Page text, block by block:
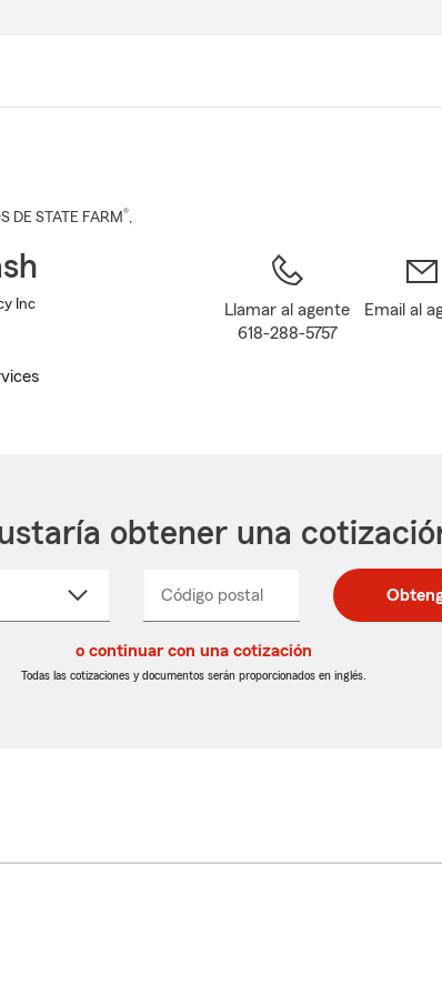
DE STATE FARM®,
Inc
Llamar al agente
618-288-5757
Email al
obtener una
Código postal
postal
de
postal
de
_____
o continuar con una cotización
Todas las cotizaciones y documentos serán proporcionados en inglés.